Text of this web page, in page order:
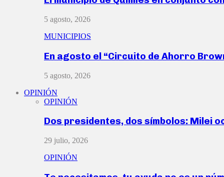
5 agosto, 2026
MUNICIPIOS
En agosto el “Circuito de Ahorro
5 agosto, 2026
OPINIÓN
OPINIÓN
Dos presidentes, dos símbolos: Milei
29 julio, 2026
OPINIÓN